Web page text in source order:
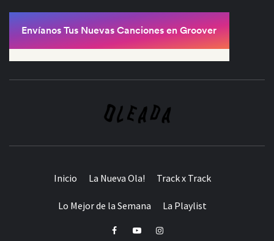
Inicio La Nueva Ola! Track x Track
Lo Mejor de la Semana La Playlist
FacebookYoutubeInstagram